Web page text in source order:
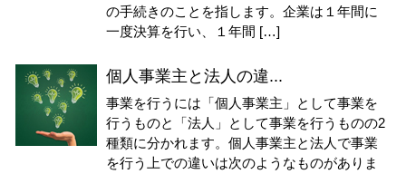
の手続きのことを指します。企業は１年間に
一度決算を行い、１年間 […]
個人事業主と法人の違...
事業を行うには「個人事業主」として事業を
行うものと「法人」として事業を行うものの2
種類に分かれます。個人事業主と法人で事業
を行う上での違いは次のようなものがありま